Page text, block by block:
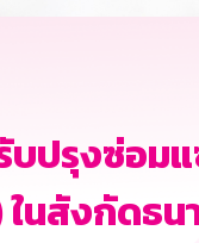
บปรุงซ่อม
นสังกัดธน